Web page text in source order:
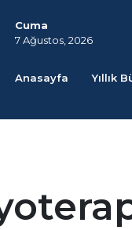
Cuma
7 Ağustos, 2026
Anasayfa Yıllık